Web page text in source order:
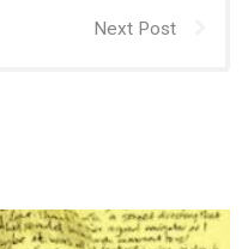
Next Post